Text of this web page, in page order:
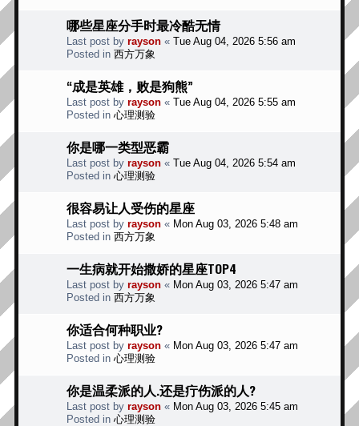
哪些星座分手时最冷酷无情
Last post by rayson « Tue Aug 04, 2026 5:56 am
Posted in 西方万象
“成是英雄，败是狗熊”
Last post by rayson « Tue Aug 04, 2026 5:55 am
Posted in 心理测验
你是哪一类型恶霸
Last post by rayson « Tue Aug 04, 2026 5:54 am
Posted in 心理测验
很容易让人受伤的星座
Last post by rayson « Mon Aug 03, 2026 5:48 am
Posted in 西方万象
一生病就开始撒娇的星座TOP4
Last post by rayson « Mon Aug 03, 2026 5:47 am
Posted in 西方万象
你适合何种职业?
Last post by rayson « Mon Aug 03, 2026 5:47 am
Posted in 心理测验
你是温柔派的人.还是疔伤派的人?
Last post by rayson « Mon Aug 03, 2026 5:45 am
Posted in 心理测验